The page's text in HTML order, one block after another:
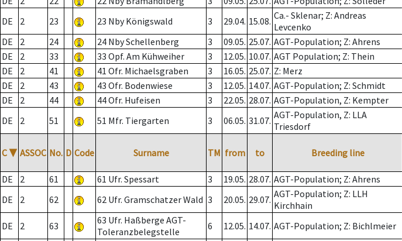
DE
2 23 23 Nby Königswald 3 29.04. 15.08. Ca.- Sklenar; Z: Andreas
Levcenko
DE
2 24 24 Nby Schellenberg 3 09.05. 25.07. AGT-Population; Z: Ahrens
DE
2 33 33 Opf. Am Kühweiher 3 12.05. 10.07. AGT Population; Z: Thein
DE
2 41 41 Ofr. Michaelsgraben 3 16.05. 25.07. Z: Merz
DE
2 43 43 Ofr. Bodenwiese 3 12.05. 14.07. AGT-Population; Z: Schmidt
DE
2 44 44 Ofr. Hufeisen 3 22.05. 28.07. AGT-Population, Z: Kempter
DE
2 51 51 Mfr. Tiergarten 3 06.05. 31.07. AGT-Population, Z: LLA
Triesdorf
C ▼ ASSOC No. D Code Surname TM from to Breeding line
DE
2 61 61 Ufr. Spessart 3 19.05. 28.07. AGT-Population; Z: Ahrens
DE
2 62 62 Ufr. Gramschatzer Wald 3 20.05. 29.07. AGT-Population; Z: LLH
Kirchhain
DE 2 63
63 Ufr. Haßberge AGT-
Toleranzbelegstelle
6 12.05. 14.07. AGT-Population; Z: Bichlmeier